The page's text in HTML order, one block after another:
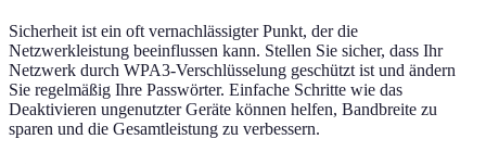
Sicherheit ist ein oft vernachlässigter Punkt, der die
Netzwerkleistung beeinflussen kann. Stellen Sie sicher, dass Ihr
Netzwerk durch WPA3-Verschlüsselung geschützt ist und ändern
Sie regelmäßig Ihre Passwörter. Einfache Schritte wie das
Deaktivieren ungenutzter Geräte können helfen, Bandbreite zu
sparen und die Gesamtleistung zu verbessern.